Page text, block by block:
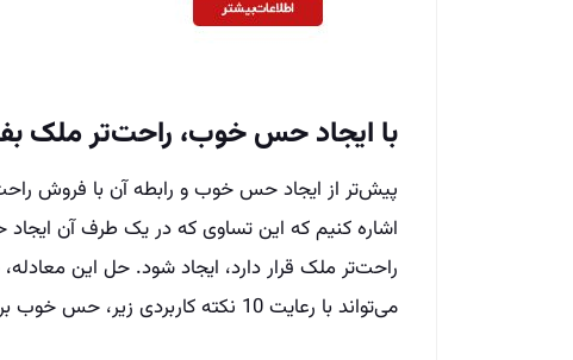
با ایجاد حس خوب، راحت‌تر ملک
پیش‌تر از ایجاد حس خوب و رابطه آن با فروش
اشاره کنیم که این تساوی که در یک طرف آن
راحت‌تر ملک قرار دارد، ایجاد شود. حل این
می‌تواند با رعایت 10 نکته کاربردی زیر، حس خوب برای فروش راحت‌تر ملک را ایجاد کند: